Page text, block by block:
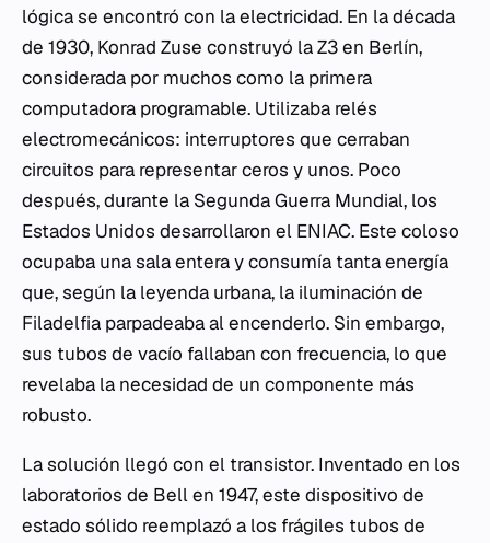
lógica se encontró con la electricidad. En la década
de 1930, Konrad Zuse construyó la Z3 en Berlín,
considerada por muchos como la primera
computadora programable. Utilizaba relés
electromecánicos: interruptores que cerraban
circuitos para representar ceros y unos. Poco
después, durante la Segunda Guerra Mundial, los
Estados Unidos desarrollaron el ENIAC. Este coloso
ocupaba una sala entera y consumía tanta energía
que, según la leyenda urbana, la iluminación de
Filadelfia parpadeaba al encenderlo. Sin embargo,
sus tubos de vacío fallaban con frecuencia, lo que
revelaba la necesidad de un componente más
robusto.
La solución llegó con el transistor. Inventado en los
laboratorios de Bell en 1947, este dispositivo de
estado sólido reemplazó a los frágiles tubos de